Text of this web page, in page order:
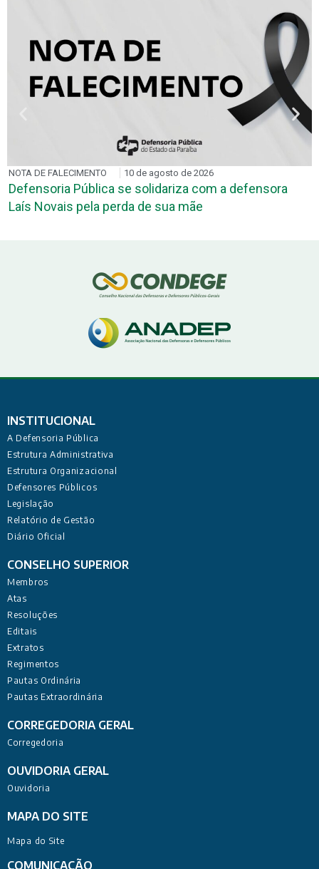
NOTA DE FALECIMENTO 10 de agosto de 2026
Defensoria Pública se solidariza com a defensora
Laís Novais pela perda de sua mãe
INSTITUCIONAL
A Defensoria Pública
Estrutura Administrativa
Estrutura Organizacional
Defensores Públicos
Legislação
Relatório de Gestão
Diário Oficial
CONSELHO SUPERIOR
Membros
Atas
Resoluções
Editais
Extratos
Regimentos
Pautas Ordinária
Pautas Extraordinária
CORREGEDORIA GERAL
Corregedoria
OUVIDORIA GERAL
Ouvidoria
MAPA DO SITE
Mapa do Site
COMUNICAÇÃO